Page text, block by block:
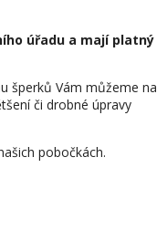
úřadu a mají platný
šperků Vám můžeme na
či drobné úpravy
pobočkách.